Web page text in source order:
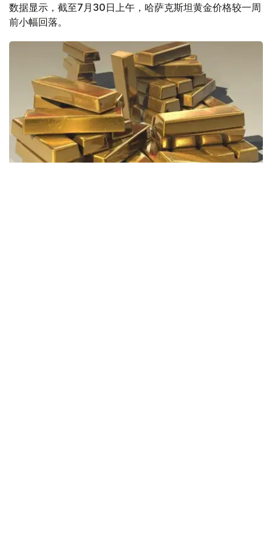
数据显示，截至7月30日上午，哈萨克斯坦黄金价格较一周
前小幅回落。